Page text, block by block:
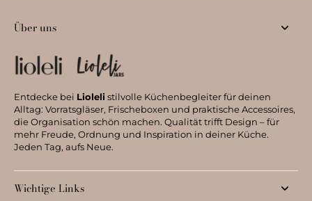
Über uns
Entdecke bei Lioleli stilvolle Küchenbegleiter für deinen
Alltag: Vorratsgläser, Frischeboxen und praktische Accessoires,
die Organisation schön machen. Qualität trifft Design – für
mehr Freude, Ordnung und Inspiration in deiner Küche.
Jeden Tag, aufs Neue.
Wichtige Links